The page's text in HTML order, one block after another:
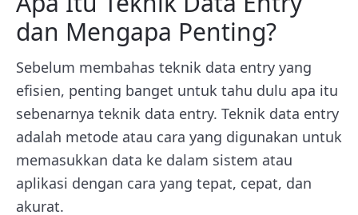
dan Mengapa Penting?
Sebelum membahas teknik data entry yang
efisien, penting banget untuk tahu dulu apa itu
sebenarnya teknik data entry. Teknik data entry
adalah metode atau cara yang digunakan untuk
memasukkan data ke dalam sistem atau
aplikasi dengan cara yang tepat, cepat, dan
akurat.